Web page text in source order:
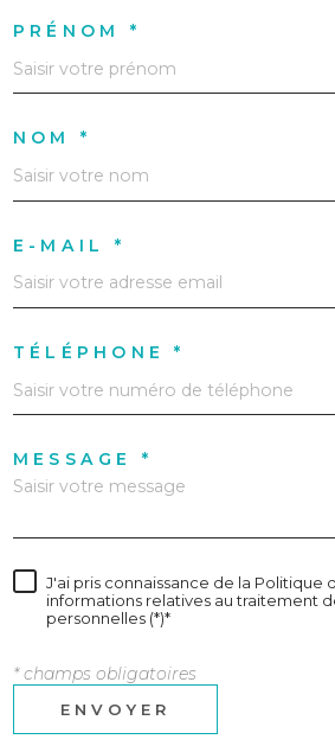
PRÉNOM *
NOM *
E-MAIL *
TÉLÉPHONE *
MESSAGE *
J'ai pris connaissance de la
informations relatives au traitement
personnelles (*)*
* champs obligatoires
ENVOYER